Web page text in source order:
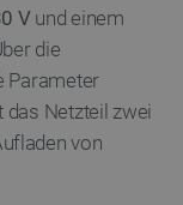
Vund einem
die
Parameter
das Netzteil zwei
von